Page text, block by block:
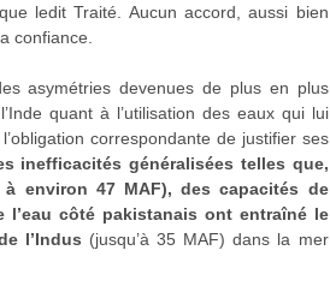
ledit Traité. Aucun accord, aussi bien
confiance.
asymétries devenues de plus en plus
quant à l’utilisation des eaux qui lui
correspondante de justifier ses
inefficacités généralisées telles que,
environ 47 MAF), des capacités de
côté pakistanais ont entraîné le
l’Indus (jusqu’à 35 MAF) dans la mer